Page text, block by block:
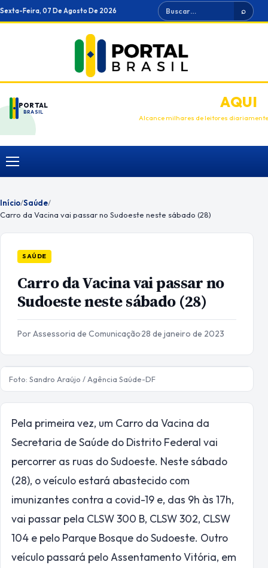
Ir
para
Sexta-Feira, 07 De Agosto De 2026 Buscar ⌕
PORTAL
BRASIL
ANUNCIEAQUI
Alcance milhares de leitores diariamente
Menu
Início/Saúde/
Carro da Vacina vai passar no Sudoeste neste sábado (28)
SAÚDE
Carro da Vacina vai passar no
Sudoeste neste sábado (28)
Por Assessoria de Comunicação·28 de janeiro de 2023
Foto: Sandro Araújo / Agência Saúde-DF
Pela primeira vez, um Carro da Vacina da
Secretaria de Saúde do Distrito Federal vai
percorrer as ruas do Sudoeste. Neste sábado
(28), o veículo estará abastecido com
imunizantes contra a covid-19 e, das 9h às 17h,
vai passar pela CLSW 300 B, CLSW 302, CLSW
104 e pelo Parque Bosque do Sudoeste. Outro
veículo passará pelo Assentamento Vitória, em